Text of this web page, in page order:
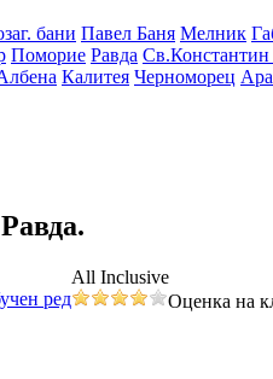
бани Павел Баня Мелник
Поморие Равда Св.Константин
Калитея Черноморец
ред
All Inclusive
Оценка на